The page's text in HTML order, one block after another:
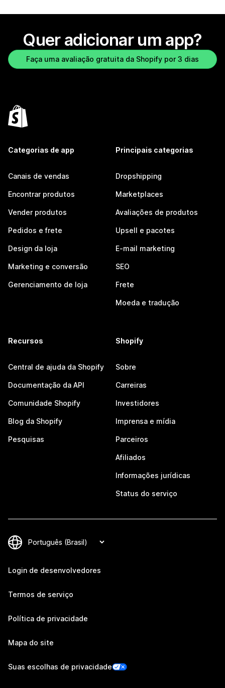
Quer adicionar um app?
Faça uma avaliação gratuita da Shopify por 3 dias
Categorias de app
Canais de vendas
Encontrar produtos
Vender produtos
Pedidos e frete
Design da loja
Marketing e conversão
Gerenciamento de loja
Principais categorias
Dropshipping
Marketplaces
Avaliações de produtos
Upsell e pacotes
E-mail marketing
SEO
Frete
Moeda e tradução
Recursos
Central de ajuda da Shopify
Documentação da API
Comunidade Shopify
Blog da Shopify
Pesquisas
Shopify
Sobre
Carreiras
Investidores
Imprensa e mídia
Parceiros
Afiliados
Informações jurídicas
Status do serviço
Login de desenvolvedores
Termos de serviço
Política de privacidade
Mapa do site
Suas escolhas de privacidade